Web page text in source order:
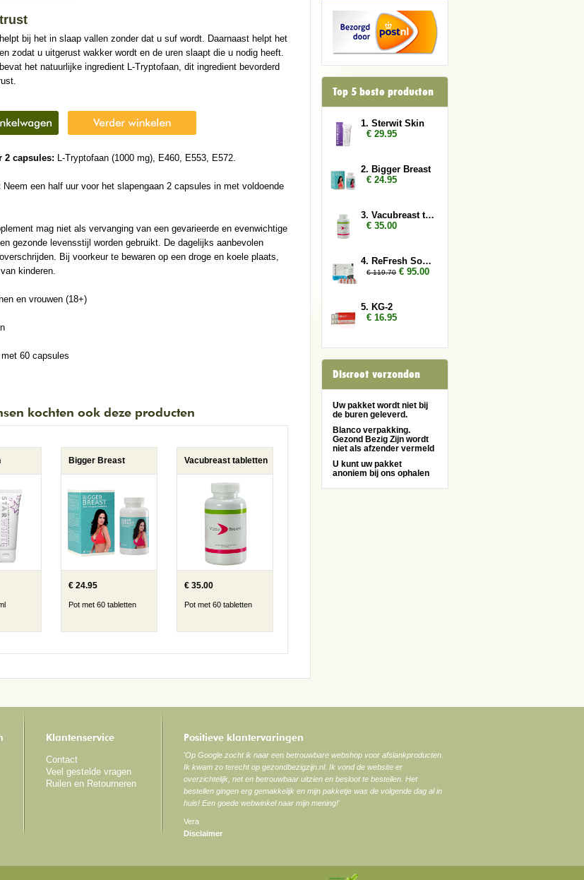
bij het in slaap vallen zonder dat u suf wordt. Daarnaast helpt het
zodat u uitgerust wakker wordt en de uren slaapt die u nodig heeft.
het natuurlijke ingredient L-Tryptofaan, dit ingredient bevorderd
2 capsules: L-Tryptofaan (1000 mg), E460, E553, E572.
Neem een half uur voor het slapengaan 2 capsules in met voldoende
mag niet als vervanging van een gevarieerde en evenwichtige
gezonde levensstijl worden gebruikt. De dagelijks aanbevolen
Bij voorkeur te bewaren op een droge en koele plaats,
kinderen.
en vrouwen (18+)
met 60 capsules
kochten ook deze producten
Bigger Breast
€ 24.95
Pot met 60 tabletten
Vacubreast tabletten
€ 35.00
Pot met 60 tabletten
Top 5 beste producten
1. Sterwit Skin
€ 29.95
2. Bigger Breast
€ 24.95
3. Vacubreast tabletten
€ 35.00
4. ReFresh Sober Up 6x
€ 119.70 € 95.00
5. KG-2
€ 16.95
Discreet verzonden
Uw pakket wordt niet bij
de buren geleverd.
Blanco verpakking.
Gezond Bezig Zijn wordt
niet als afzender vermeld
U kunt uw pakket
anoniem bij ons ophalen
Klantenservice
Contact
Veel gestelde vragen
Ruilen en Retourneren
Positieve klantervaringen
'Op Google zocht ik naar een betrouwbare webshop voor afslankproducten.
Ik kwam zo terecht op gezondbezigzijn.nl. Ik vond de website er
overzichtelijk, net en betrouwbaar uitzien en besloot te bestellen. Het
bestellen gingen erg gemakkelijk en mijn pakketje was de volgende dag al in
huis! Een goede webwinkel naar mijn mening!'
Vera
Disclaimer